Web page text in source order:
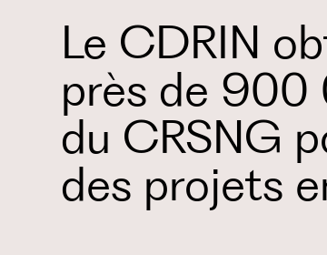
Le CDRIN
près de
du CRSNG
des projets